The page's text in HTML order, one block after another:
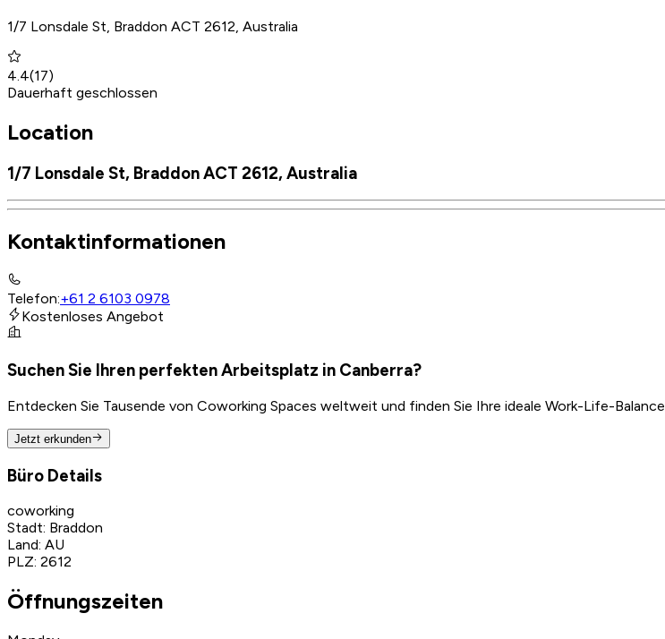
1/7 Lonsdale St, Braddon ACT 2612, Australia
4.4(17)
Dauerhaft geschlossen
Location
1/7 Lonsdale St, Braddon ACT 2612, Australia
Kontaktinformationen
Telefon:+61 2 6103 0978
Kostenloses Angebot
Suchen Sie Ihren perfekten Arbeitsplatz in Canberra?
Entdecken Sie Tausende von Coworking Spaces weltweit und finden Sie Ihre ideale Work-Life-Balance.
Jetzt erkunden
Büro Details
coworking
Stadt: Braddon
Land: AU
PLZ: 2612
Öffnungszeiten